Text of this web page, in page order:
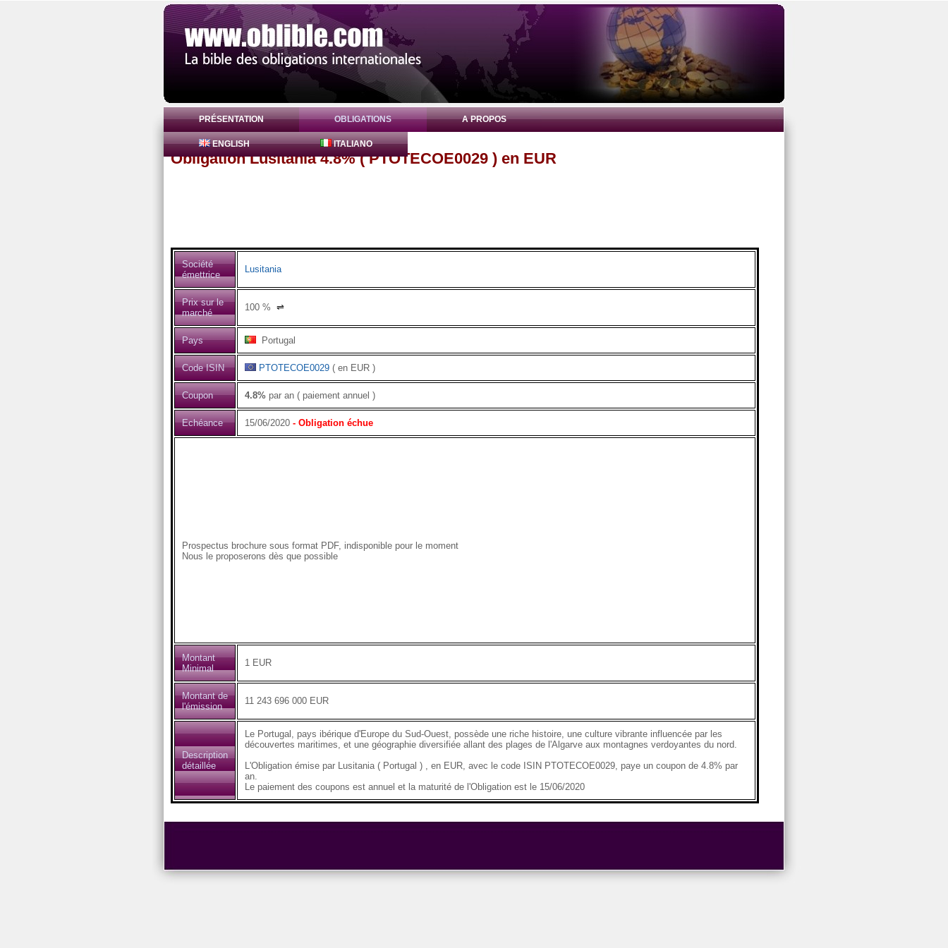
PRÉSENTATION OBLIGATIONS A PROPOS
ENGLISH ITALIANO
Obligation Lusitania 4.8% ( PTOTECOE0029 ) en EUR
Société
émettrice
Lusitania
Prix sur le
marché
100% ⇌
Pays Portugal
Code ISIN PTOTECOE0029( en EUR )
Coupon 4.8%par an ( paiement annuel )
Echéance 15/06/2020- Obligation échue
Prospectus brochure sous format PDF, indisponible pour le moment
Nous le proposerons dès que possible
Montant
Minimal
1 EUR
Montant de
l'émission
11 243 696 000 EUR
Description
détaillée
Le Portugal, pays ibérique d'Europe du Sud-Ouest, possède une riche histoire, une culture vibrante influencée par les
découvertes maritimes, et une géographie diversifiée allant des plages de l'Algarve aux montagnes verdoyantes du nord.
L'Obligation émise par Lusitania ( Portugal ) , en EUR, avec le code ISIN PTOTECOE0029, paye un coupon de 4.8% par
an.
Le paiement des coupons est annuel et la maturité de l'Obligation est le 15/06/2020